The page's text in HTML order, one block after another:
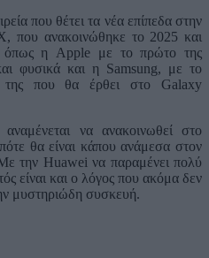
που θέτει τα νέα επίπεδα στην
που ανακοινώθηκε το 2025 και
όπως η Apple με το πρώτο της
φυσικά και η Samsung, με το
της που θα έρθει στο Galaxy
να ανακοινωθεί στο
θα είναι κάπου ανάμεσα στον
την Huawei να παραμένει πολύ
είναι και ο λόγος που ακόμα δεν
μυστηριώδη συσκευή.